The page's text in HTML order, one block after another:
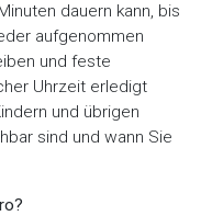
dauern kann, bis
aufgenommen
und feste
Uhrzeit erledigt
und übrigen
sind und wann Sie